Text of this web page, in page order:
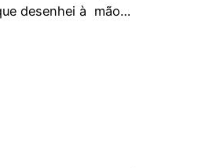
desenhei à mão…